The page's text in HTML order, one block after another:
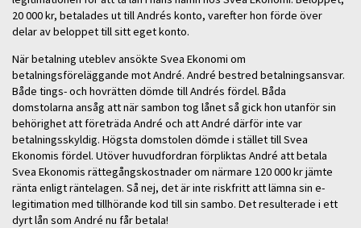
20 000 kr, betalades ut till Andrés konto, varefter hon förde över
delar av beloppet till sitt eget konto.
När betalning uteblev ansökte Svea Ekonomi om
betalningsföreläggande mot André. André bestred betalningsansvar.
Både tings- och hovrätten dömde till Andrés fördel. Båda
domstolarna ansåg att när sambon tog lånet så gick hon utanför sin
behörighet att företräda André och att André därför inte var
betalningsskyldig. Högsta domstolen dömde i stället till Svea
Ekonomis fördel. Utöver huvudfordran förpliktas André att betala
Svea Ekonomis rättegångskostnader om närmare 120 000 kr jämte
ränta enligt räntelagen. Så nej, det är inte riskfritt att lämna sin e-
legitimation med tillhörande kod till sin sambo. Det resulterade i ett
dyrt lån som André nu får betala!